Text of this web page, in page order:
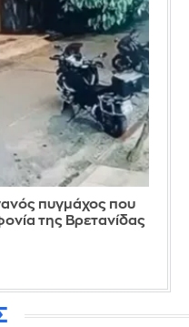
πυγμάχος που
της Βρετανίδας